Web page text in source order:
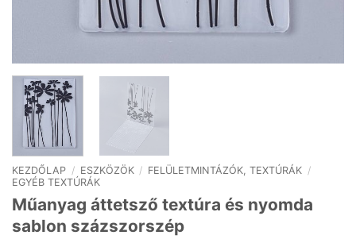
KEZDŐLAP / ESZKÖZÖK / FELÜLETMINTÁZÓK, TEXTÚRÁK /
EGYÉB TEXTÚRÁK
Műanyag áttetsző textúra és nyomda
sablon százszorszép